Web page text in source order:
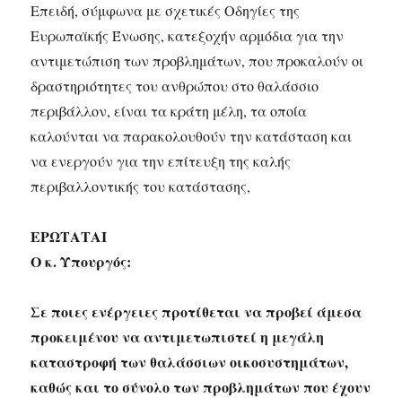
Επειδή, σύμφωνα με σχετικές Οδηγίες της
Ευρωπαϊκής Ένωσης, κατεξοχήν αρμόδια για την
αντιμετώπιση των προβλημάτων, που προκαλούν οι
δραστηριότητες του ανθρώπου στο θαλάσσιο
περιβάλλον, είναι τα κράτη μέλη, τα οποία
καλούνται να παρακολουθούν την κατάσταση και
να ενεργούν για την επίτευξη της καλής
περιβαλλοντικής του κατάστασης,
ΕΡΩΤΑΤΑΙ
Ο κ. Υπουργός:
Σε ποιες ενέργειες προτίθεται να προβεί άμεσα
προκειμένου να αντιμετωπιστεί η μεγάλη
καταστροφή των θαλάσσιων οικοσυστημάτων,
καθώς και το σύνολο των προβλημάτων που έχουν